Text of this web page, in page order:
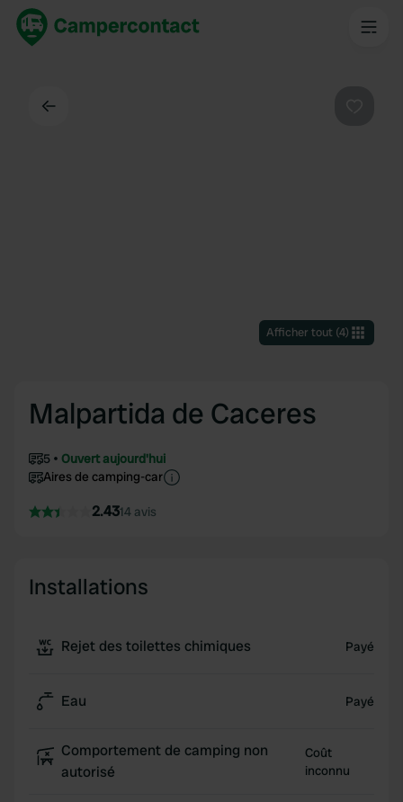
Afficher tout(4)
Malpartida de Caceres
5
Ouvert aujourd'hui
Aires de camping-car
2.4314 avis
Installations
Rejet des toilettes chimiques Payé
Eau Payé
Comportement de camping non
autorisé
Coût
inconnu